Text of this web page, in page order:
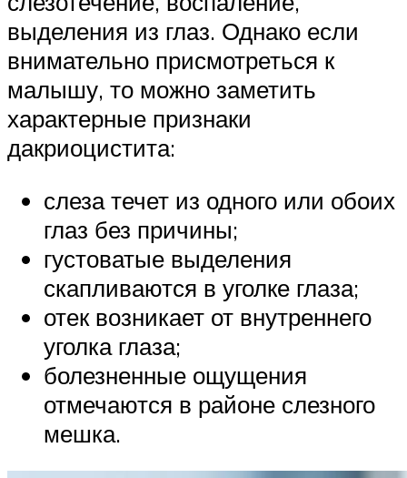
выделения из глаз. Однако если
внимательно присмотреться к
малышу, то можно заметить
характерные признаки
дакриоцистита:
слеза течет из одного или обоих
глаз без причины;
густоватые выделения
скапливаются в уголке глаза;
отек возникает от внутреннего
уголка глаза;
болезненные ощущения
отмечаются в районе слезного
мешка.